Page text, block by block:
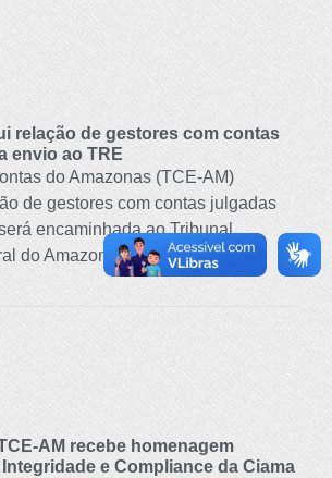
relação de gestores com contas
envio ao TRE
do Amazonas (TCE-AM)
de gestores com contas julgadas
encaminhada ao Tribunal
do Amazonas
AM recebe homenagem
e Compliance da Ciama